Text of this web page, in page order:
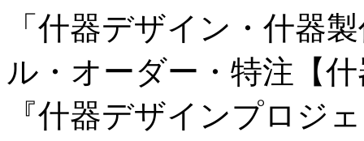
「什器デザイン・什器
ル・オーダー・特注【
『什器デザインプロジ